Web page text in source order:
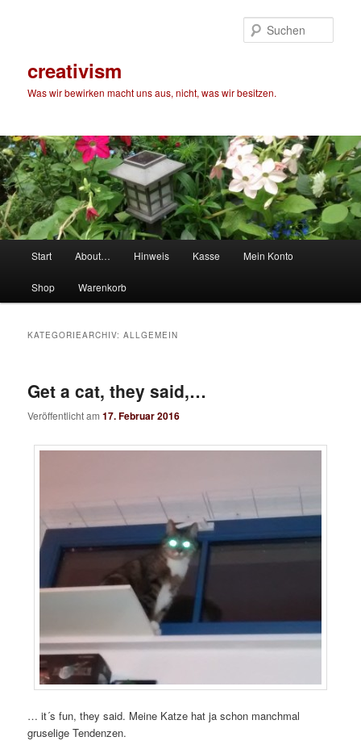
creativism
Was wir bewirken macht uns aus, nicht, was wir besitzen.
Start About… Hinweis Kasse Mein Konto
Shop Warenkorb
KATEGORIEARCHIV:ALLGEMEIN
Get a cat, they said,…
Veröffentlicht am17. Februar 2016
… it´s fun, they said. Meine Katze hat ja schon manchmal
gruselige Tendenzen.